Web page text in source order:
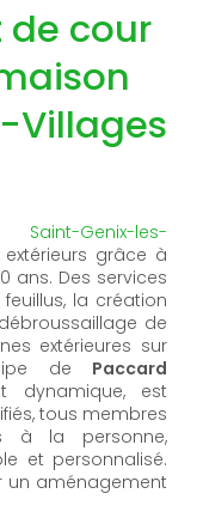
cour
Villages
Saint-Genix-les-
grâce à
ans. Des services
la création
de
extérieures sur
de Paccard
est
tous membres
à la personne,
et personnalisé.
un aménagement